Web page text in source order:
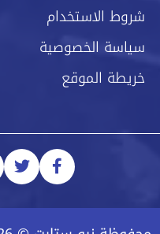
شروط الاستخدام
سياسة الخصوصية
خريطة الموقع